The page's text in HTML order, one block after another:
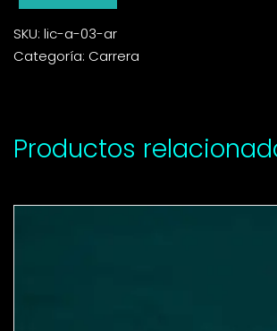
SKU: lic-a-03-ar
Categoría: Carrera
Productos